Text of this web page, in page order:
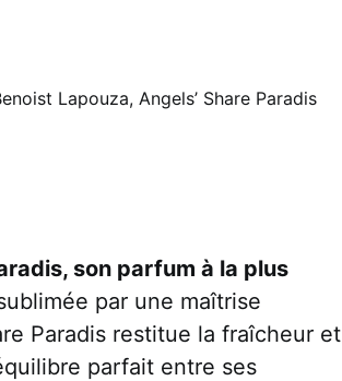
Lapouza, Angels’ Share Paradis
son parfum à la plus
par une maîtrise
Paradis restitue la fraîcheur et
parfait entre ses